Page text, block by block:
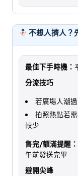
不想人擠人？
最佳下手時機：
分流技巧
若廣場人潮
拍照熱點若
較少
售完/額滿提醒：
午前發送完畢
避開尖峰